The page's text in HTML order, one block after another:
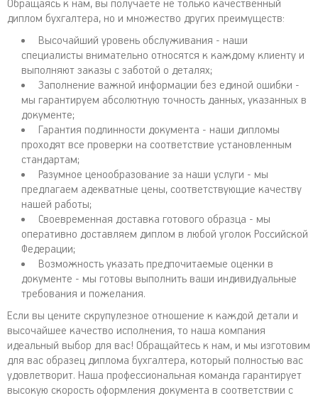
Обращаясь к нам, вы получаете не только качественный
диплом бухгалтера, но и множество других преимуществ:
Высочайший уровень обслуживания - наши
специалисты внимательно относятся к каждому клиенту и
выполняют заказы с заботой о деталях;
Заполнение важной информации без единой ошибки -
мы гарантируем абсолютную точность данных, указанных в
документе;
Гарантия подлинности документа - наши дипломы
проходят все проверки на соответствие установленным
стандартам;
Разумное ценообразование за наши услуги - мы
предлагаем адекватные цены, соответствующие качеству
нашей работы;
Своевременная доставка готового образца - мы
оперативно доставляем диплом в любой уголок Российской
Федерации;
Возможность указать предпочитаемые оценки в
документе - мы готовы выполнить ваши индивидуальные
требования и пожелания.
Если вы цените скрупулезное отношение к каждой детали и
высочайшее качество исполнения, то наша компания
идеальный выбор для вас! Обращайтесь к нам, и мы изготовим
для вас образец диплома бухгалтера, который полностью вас
удовлетворит. Наша профессиональная команда гарантирует
высокую скорость оформления документа в соответствии с